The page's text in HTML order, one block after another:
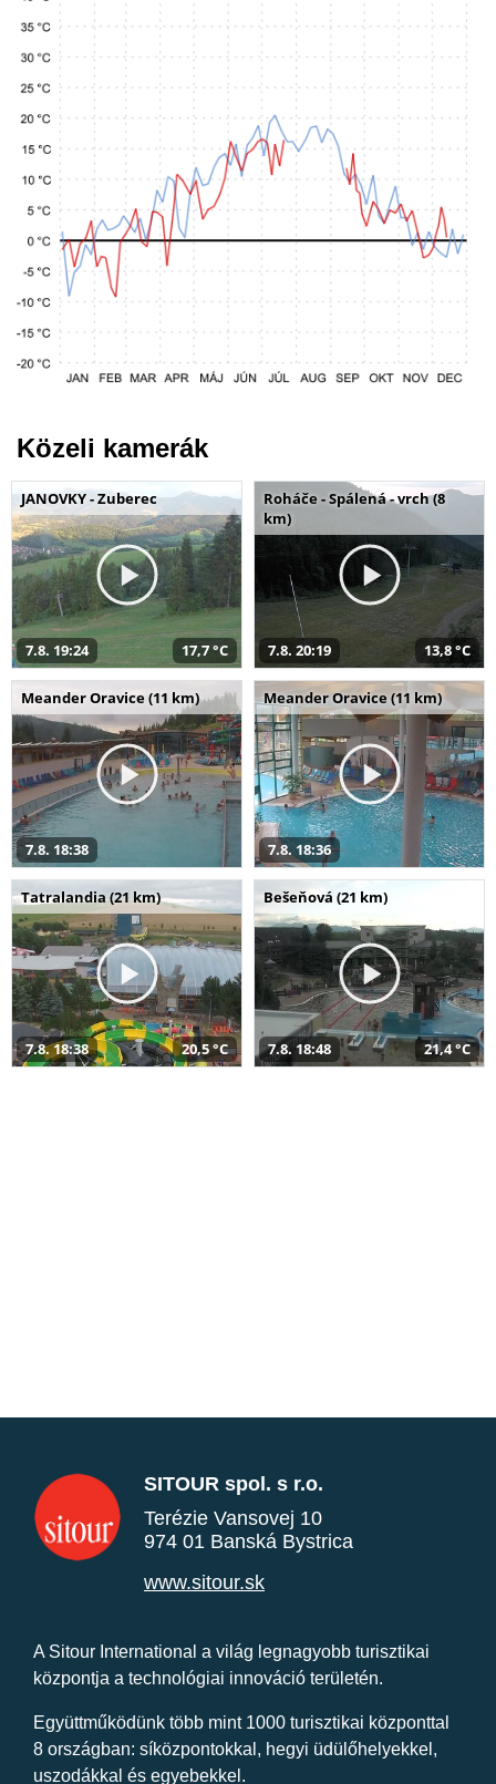
Közeli kamerák
JANOVKY - Zuberec
7.8. 19:24 17,7 °C
Roháče - Spálená - vrch (8
km)
7.8. 20:19 13,8 °C
Meander Oravice (11 km)
7.8. 18:38
Meander Oravice (11 km)
7.8. 18:36
Tatralandia (21 km)
7.8. 18:38 20,5 °C
Bešeňová (21 km)
7.8. 18:48 21,4 °C
SITOUR spol. s r.o.
Terézie Vansovej 10
974 01 Banská Bystrica
www.sitour.sk
A Sitour International a világ legnagyobb turisztikai
központja a technológiai innováció területén.
Együttműködünk több mint 1000 turisztikai központtal
8 országban: síközpontokkal, hegyi üdülőhelyekkel,
uszodákkal és egyebekkel.